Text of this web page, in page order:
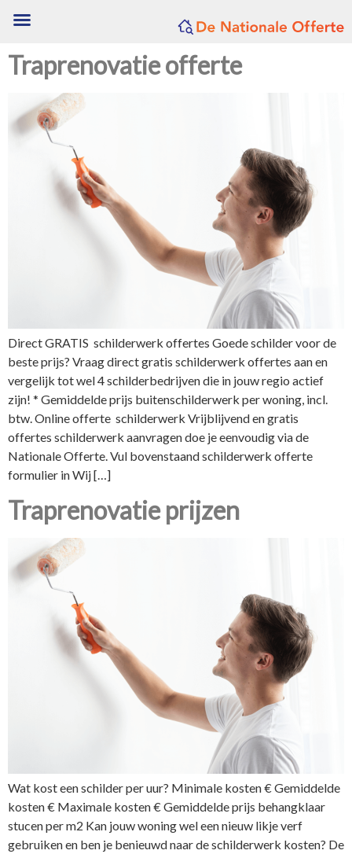
Traprenovatie offerte
Direct GRATIS schilderwerk offertes Goede schilder voor de
beste prijs? Vraag direct gratis schilderwerk offertes aan en
vergelijk tot wel 4 schilderbedrijven die in jouw regio actief
zijn! * Gemiddelde prijs buitenschilderwerk per woning, incl.
btw. Online offerte schilderwerk Vrijblijvend en gratis
offertes schilderwerk aanvragen doe je eenvoudig via de
Nationale Offerte. Vul bovenstaand schilderwerk offerte
formulier in Wij […]
Traprenovatie prijzen
Wat kost een schilder per uur? Minimale kosten € Gemiddelde
kosten € Maximale kosten € Gemiddelde prijs behangklaar
stucen per m2 Kan jouw woning wel een nieuw likje verf
gebruiken en ben je benieuwd naar de schilderwerk kosten? De